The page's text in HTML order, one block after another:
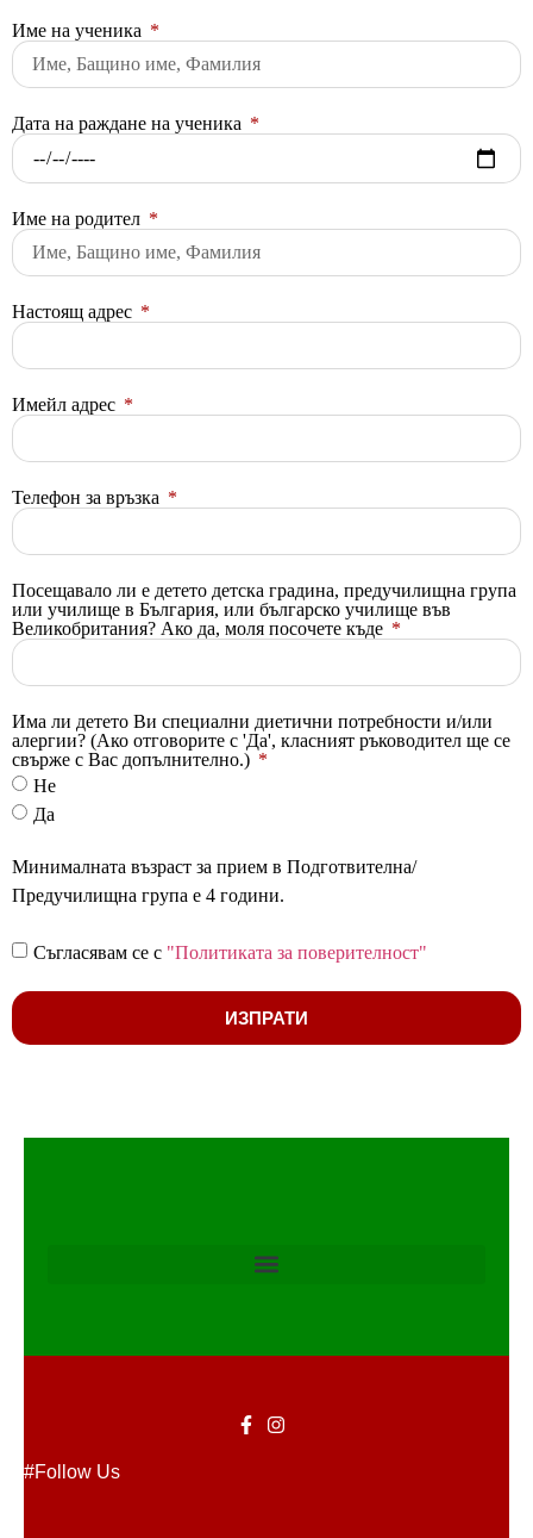
Име на ученика
Дата на раждане на ученика
Име на родител
Настоящ адрес
Имейл адрес
Телефон за връзка
Посещавало ли е детето детска градина, предучилищна група
или училище в България, или българско училище във
Великобритания? Ако да, моля посочете къде
Има ли детето Ви специални диетични потребности и/или
алергии? (Ако отговорите с 'Да', класният ръководител ще се
свърже с Вас допълнително.)
Не
Да
Минималната възраст за прием в Подготвителна/
Предучилищна група е 4 години.
Съгласявам се с "Политиката за поверителност"
ИЗПРАТИ
#Follow Us